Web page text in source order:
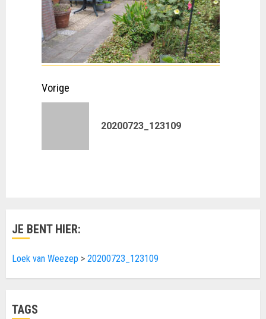
Doorgaan
Vorige
20200723_123109
JE BENT HIER:
Loek van Weezep > 20200723_123109
TAGS